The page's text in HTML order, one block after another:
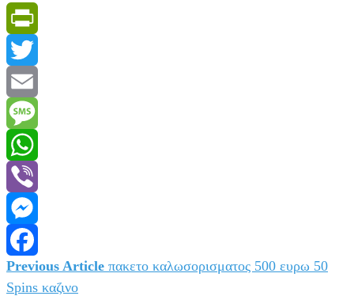
PrintFriendly
Twitter
Email
Message
WhatsApp
Viber
Messenger
Facebook
Πλοήγηση
Previous Article πακετο καλωσορισματος 500 ευρω 50
Spins καζινο